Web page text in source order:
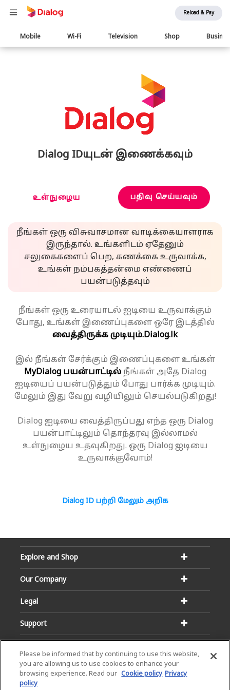
Reload & Pay
Main
navigation
Mobile Wi-Fi Television Shop
Dialog IDயுடன் இணைக்கவும்
உள்நுழைய பதிவு செய்யவும்
நீங்கள் ஒரு விசுவாசமான வாடிக்கையாளராக
இருந்தால். உங்களிடம் ஏதேனும்
சலுகைகளைப் பெற, கணக்கை உருவாக்க,
உங்கள் நம்பகத்தன்மை எண்ணைப்
பயன்படுத்தவும்
நீங்கள் ஒரு உரையாடல் ஐடியை உருவாக்கும்
போது, உங்கள் இணைப்புகளை ஒரே இடத்தில்
வைத்திருக்க முடியும்.Dialog.lk
இல் நீங்கள் சேர்க்கும் இணைப்புகளை உங்கள்
MyDialog பயன்பாட்டில்நீங்கள் அதே Dialog
ஐடியைப் பயன்படுத்தும் போது பார்க்க முடியும்.
மேலும் இது வேறு வழியிலும் செயல்படுகிறது!
Dialog ஐடியை வைத்திருப்பது எந்த ஒரு Dialog
பயன்பாட்டிலும் தொந்தரவு இல்லாமல்
உள்நுழைய உதவுகிறது. ஒரு Dialog ஐடியை
உருவாக்குவோம்!
Dialog ID பற்றி மேலும் அறிக
Explore and Shop
Our Company
Legal
Support
Please be informed that by continuing to use this website,
you are allowing us to use cookies to enhance your
browsing experience. Read our Cookie policy Privacy
policy